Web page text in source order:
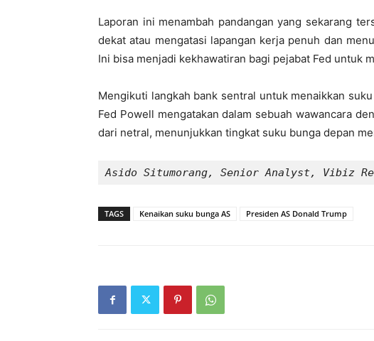
Laporan ini menambah pandangan yang sekarang
dekat atau mengatasi lapangan kerja penuh dan
Ini bisa menjadi kekhawatiran bagi pejabat Fed untuk
Mengikuti langkah bank sentral untuk menaikkan
Fed Powell mengatakan dalam sebuah wawancara
dari netral, menunjukkan tingkat suku bunga depan
Asido Situmorang, Senior Analyst, Vibiz
TAGS Kenaikan suku bunga AS Presiden AS Donald Trump